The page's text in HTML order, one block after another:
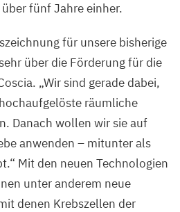
fünf Jahre einher.
für unsere bisherige
über die Förderung für die
„Wir sind gerade dabei,
räumliche
Danach wollen wir sie auf
anwenden – mitunter als
Mit den neuen Technologien
unter anderem neue
denen Krebszellen der